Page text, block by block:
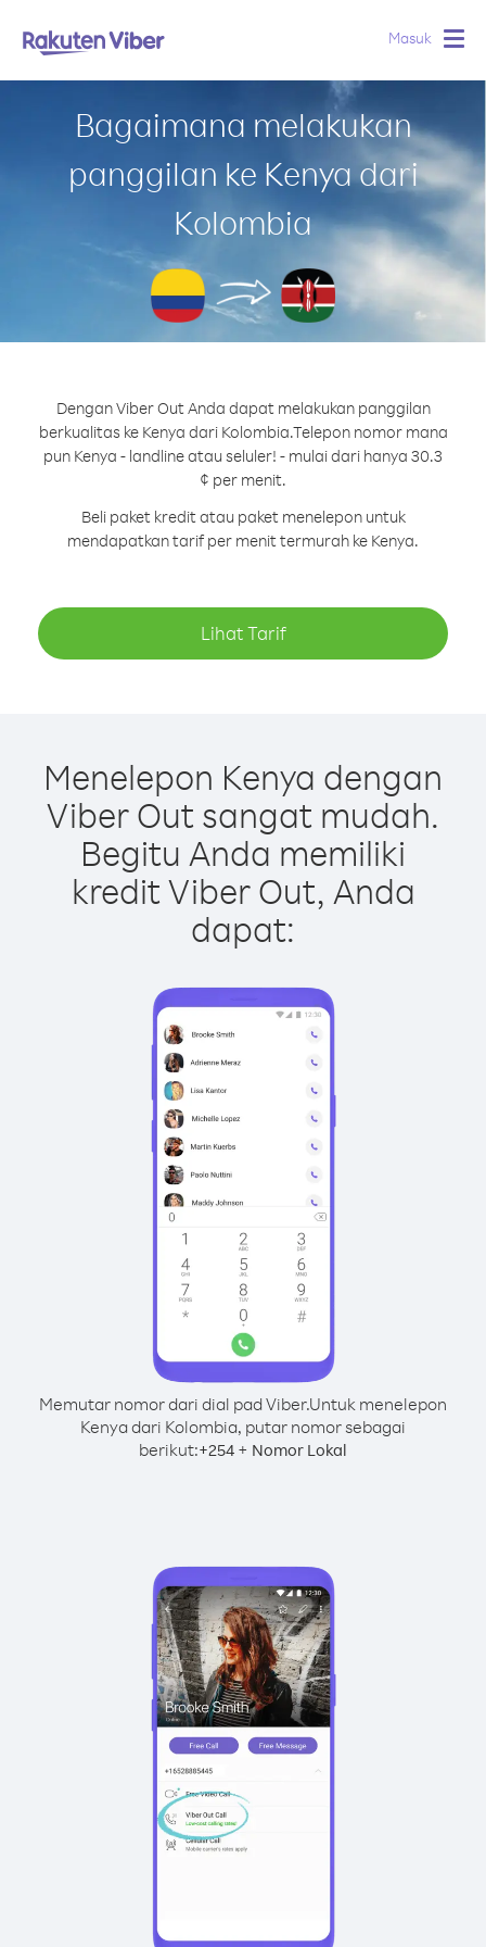
Masuk
Bagaimana melakukan
panggilan ke Kenya dari
Kolombia
Dengan Viber Out Anda dapat melakukan panggilan
berkualitas ke Kenya dari Kolombia.Telepon nomor mana
pun Kenya - landline atau seluler! - mulai dari hanya 30.3
¢ per menit.
Beli paket kredit atau paket menelepon untuk
mendapatkan tarif per menit termurah ke Kenya.
Lihat Tarif
Menelepon Kenya dengan
Viber Out sangat mudah.
Begitu Anda memiliki
kredit Viber Out, Anda
dapat:
Memutar nomor dari dial pad Viber.Untuk menelepon
Kenya dari Kolombia, putar nomor sebagai
berikut:+254 + Nomor Lokal